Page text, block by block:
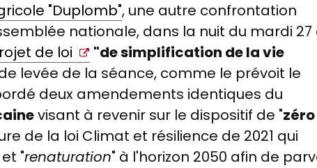
"Duplomb", une autre confrontation
nationale, dans la nuit du mardi 27
de loi
"de simplification de la vie
levée de la séance, comme le prévoit le
deux amendements identiques du
visant à revenir sur le dispositif de "zéro
de la loi Climat et résilience de 2021 qui
et "renaturation" à l'horizon 2050 afin de